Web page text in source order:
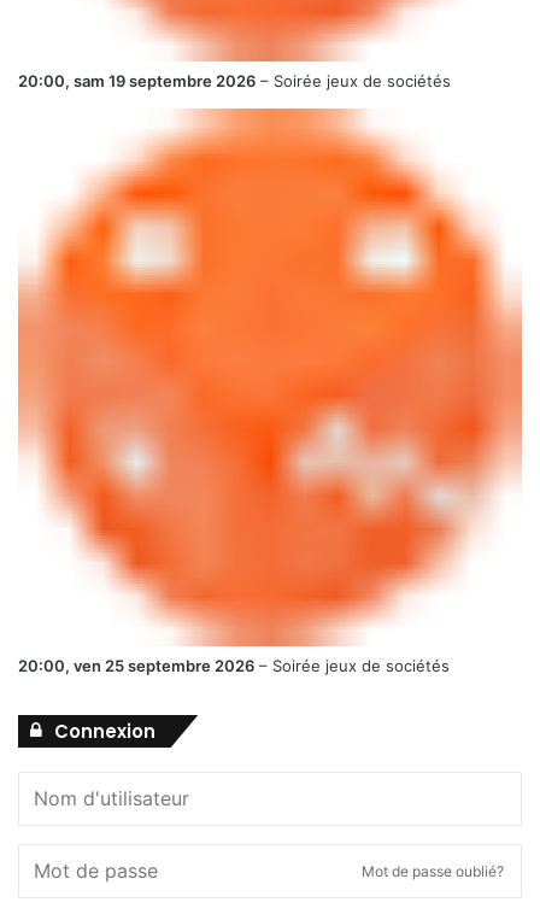
20:00, sam 19 septembre 2026 – Soirée jeux de sociétés
20:00, ven 25 septembre 2026 – Soirée jeux de sociétés
Connexion
Mot de passe oublié?